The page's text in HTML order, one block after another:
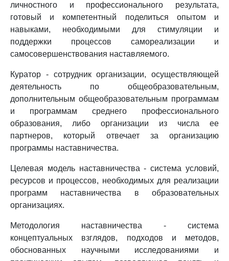
личностного и профессионального результата,
готовый и компетентный поделиться опытом и
навыками, необходимыми для стимуляции и
поддержки процессов самореализации и
самосовершенствования наставляемого.
Куратор - сотрудник организации, осуществляющей
деятельность по общеобразовательным,
дополнительным общеобразовательным программам
и программам среднего профессионального
образования, либо организации из числа ее
партнеров, который отвечает за организацию
программы наставничества.
Целевая модель наставничества - система условий,
ресурсов и процессов, необходимых для реализации
программ наставничества в образовательных
организациях.
Методология наставничества - система
концептуальных взглядов, подходов и методов,
обоснованных научными исследованиями и